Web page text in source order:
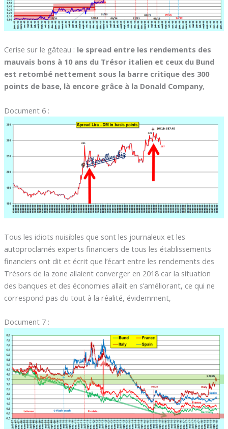
Cerise sur le gâteau : le spread entre les rendements des
mauvais bons à 10 ans du Trésor italien et ceux du Bund
est retombé nettement sous la barre critique des 300
points de base, là encore grâce à la Donald Company,
Document 6 :
Tous les idiots nuisibles que sont les journaleux et les
autoproclamés experts financiers de tous les établissements
financiers ont dit et écrit que l’écart entre les rendements des
Trésors de la zone allaient converger en 2018 car la situation
des banques et des économies allait en s’améliorant, ce qui ne
correspond pas du tout à la réalité, évidemment,
Document 7 :